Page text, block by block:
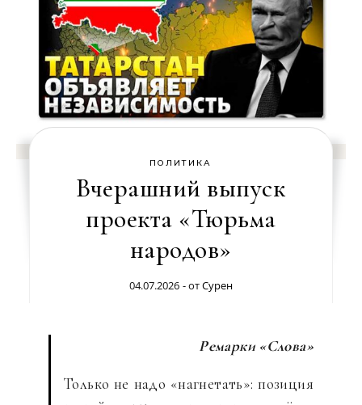
ПОЛИТИКА
Вчерашний выпуск
проекта «Тюрьма
народов»
04.07.2026 - отСурен
Ремарки «Слова»
Только не надо «нагнетать»: позиция